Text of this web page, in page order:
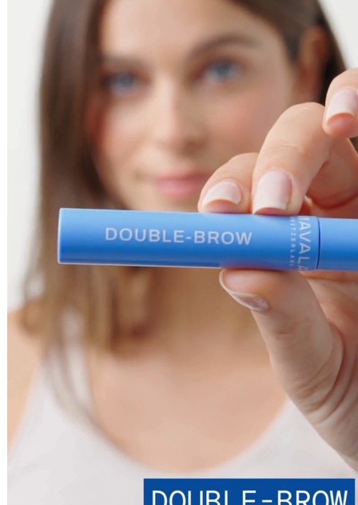
Double Crème Contour Yeux
Soin yeux
21,90 €
Ajouter au panier
Démaquillants
Ajouter au panier